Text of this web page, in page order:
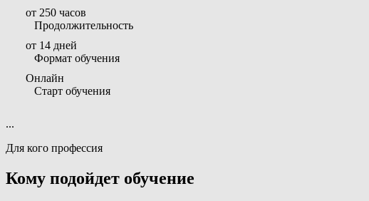
от 250 часов
Продолжительность
от 14 дней
Формат обучения
Онлайн
Старт обучения
...
Для кого профессия
Кому подойдет обучение